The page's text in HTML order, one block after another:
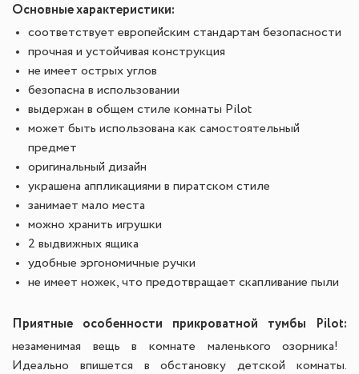
Основные характеристики:
соответствует европейским стандартам безопасности
прочная и устойчивая конструкция
не имеет острых углов
безопасна в использовании
выдержан в общем стиле комнаты Pilot
может быть использована как самостоятельный
предмет
оригинальный дизайн
украшена аппликациями в пиратском стиле
занимает мало места
можно хранить игрушки
2 выдвижных ящика
удобные эргономичные ручки
не имеет ножек, что предотвращает скапливание пыли
Приятные особенности прикроватной тумбы Pilot:
незаменимая вещь в комнате маленького озорника!
Идеально впишется в обстановку детской комнаты.